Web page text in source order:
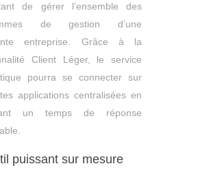
de gérer l’ensemble des
de gestion d’une
entreprise. Grâce à la
Client Léger, le service
pourra se connecter sur
applications centralisées en
un temps de réponse
puissant sur mesure